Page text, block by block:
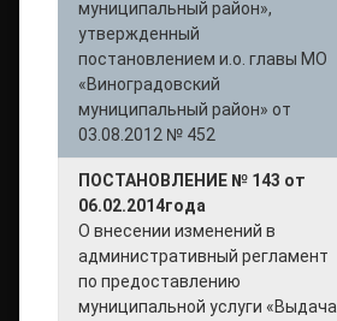
муниципальный район»,
утвержденный
постановлением и.о. главы МО
«Виноградовский
муниципальный район» от
03.08.2012 № 452
ПОСТАНОВЛЕНИЕ № 143 от
06.02.2014года
О внесении изменений в
административный регламент
по предоставлению
муниципальной услуги «Выдача